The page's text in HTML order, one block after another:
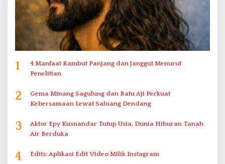
1
4 Manfaat Rambut Panjang dan Janggut Menurut
Penelitian
2
Gema Minang Sagulung dan Batu Aji Perkuat
Kebersamaan Lewat Saluang Dendang
3
Aktor Epy Kusnandar Tutup Usia, Dunia Hiburan Tanah
Air Berduka
4 Edits: Aplikasi Edit Video Milik Instagram